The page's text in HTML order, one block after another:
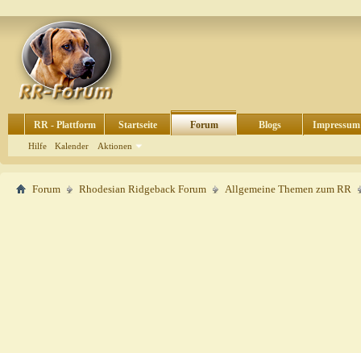
RR - Plattform Startseite Forum
Hilfe Kalender Aktionen
Blogs Impressum
Forum Rhodesian Ridgeback Forum Allgemeine Themen zum RR